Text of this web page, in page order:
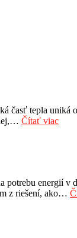
časť tepla uniká
Čítať viac
potrebu energií v
z riešení, ako…